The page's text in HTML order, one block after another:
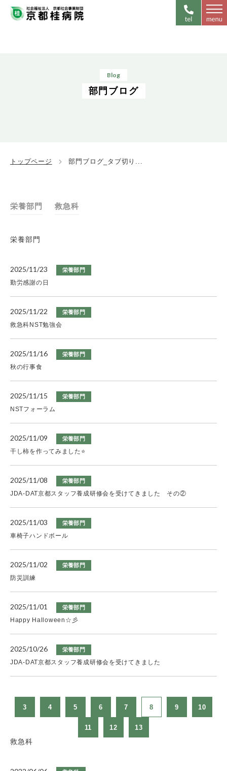
Blog
部門ブログ
トップページ 部門ブログ_タブ切り...
栄養部門 救急科
栄養部門
2025/11/23 栄養部門
勤労感謝の日
2025/11/22 栄養部門
救急科NST勉強会
2025/11/16 栄養部門
秋の行事食
2025/11/15 栄養部門
NSTフォーラム
2025/11/09 栄養部門
干し柿を作ってみました⭐
2025/11/08 栄養部門
JDA-DAT京都スタッフ養成研修会を受けてきました その②
2025/11/03 栄養部門
車椅子ハンドボール
2025/11/02 栄養部門
防災訓練
2025/11/01 栄養部門
Happy Halloween☆彡
2025/10/26 栄養部門
JDA-DAT京都スタッフ養成研修会を受けてきました
3 4 5 6 7 8 9 10
11 12 13
救急科